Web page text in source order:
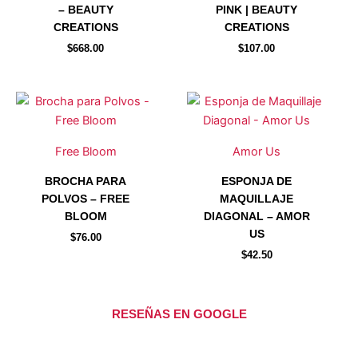
– BEAUTY
CREATIONS
$668.00
PINK | BEAUTY
CREATIONS
$107.00
Free Bloom
BROCHA PARA
POLVOS – FREE
BLOOM
$76.00
Amor Us
ESPONJA DE
MAQUILLAJE
DIAGONAL – AMOR
US
$42.50
RESEÑAS EN GOOGLE